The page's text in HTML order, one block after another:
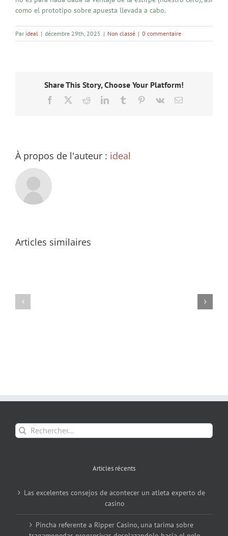
como el prototipo sobre apuesta llevada a cabo.
Par ideal | décembre 29th, 2025 | Non classé | 0 commentaire
Share This Story, Choose Your Platform!
Facebook RedditLinkedInTumblr Pinterest
Vk Email
À propos de l'auteur : ideal
Articles similaires
Rechercher:
Articles récents
Las excelentes consejos de acontecer un atleta experto de
casino
Pincha referente a Ripper Casino, una tarima sobre